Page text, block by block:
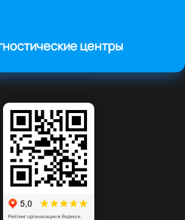
центры